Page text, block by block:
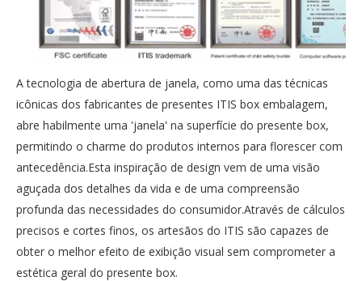
A tecnologia de abertura de janela, como uma das técnicas
icônicas dos fabricantes de presentes ITIS box embalagem,
abre habilmente uma 'janela' na superfície do presente box,
permitindo o charme do produtos internos para florescer com
antecedência.Esta inspiração de design vem de uma visão
aguçada dos detalhes da vida e de uma compreensão
profunda das necessidades do consumidor.Através de cálculos
precisos e cortes finos, os artesãos do ITIS são capazes de
obter o melhor efeito de exibição visual sem comprometer a
estética geral do presente box.